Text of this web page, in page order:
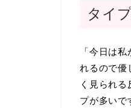
タイ
「今日は
れるので優
く見られ
プが多いで